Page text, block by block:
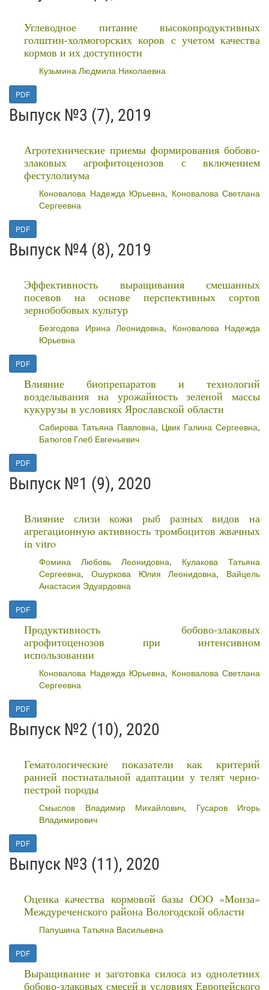
Углеводное питание высокопродуктивных
голштин-холмогорских коров с учетом качества
кормов и их доступности
Кузьмина Людмила Николаевна
PDF
Выпуск №3 (7), 2019
Агротехнические приемы формирования бобово-
злаковых агрофитоценозов с включением
фестулолиума
Коновалова Надежда Юрьевна, Коновалова Светлана
Сергеевна
PDF
Выпуск №4 (8), 2019
Эффективность выращивания смешанных
посевов на основе перспективных сортов
зернобобовых культур
Безгодова Ирина Леонидовна, Коновалова Надежда
Юрьевна
PDF
Влияние биопрепаратов и технологий
возделывания на урожайность зеленой массы
кукурузы в условиях Ярославской области
Сабирова Татьяна Павловна, Цвик Галина Сергеевна,
Батюгов Глеб Евгеньевич
PDF
Выпуск №1 (9), 2020
Влияние слизи кожи рыб разных видов на
агрегационную активность тромбоцитов жвачных
in vitro
Фомина Любовь Леонидовна, Кулакова Татьяна
Сергеевна, Ошуркова Юлия Леонидовна, Вайцель
Анастасия Эдуардовна
PDF
Продуктивность бобово-злаковых
агрофитоценозов при интенсивном
использовании
Коновалова Надежда Юрьевна, Коновалова Светлана
Сергеевна
PDF
Выпуск №2 (10), 2020
Гематологические показатели как критерий
ранней постнатальной адаптации у телят черно-
пестрой породы
Смыслов Владимир Михайлович, Гусаров Игорь
Владимирович
PDF
Выпуск №3 (11), 2020
Оценка качества кормовой базы ООО «Монза»
Междуреченского района Вологодской области
Папушина Татьяна Васильевна
PDF
Выращивание и заготовка силоса из однолетних
бобово-злаковых смесей в условиях Европейского